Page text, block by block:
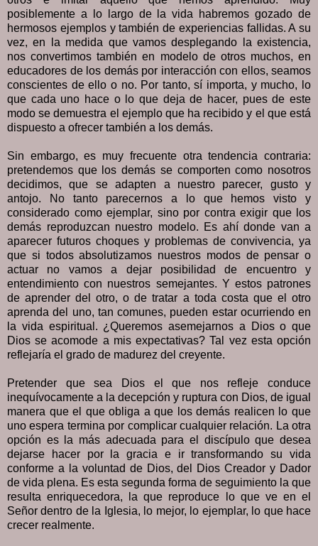
posiblemente a lo largo de la vida habremos gozado de
hermosos ejemplos y también de experiencias fallidas. A su
vez, en la medida que vamos desplegando la existencia,
nos convertimos también en modelo de otros muchos, en
educadores de los demás por interacción con ellos, seamos
conscientes de ello o no. Por tanto, sí importa, y mucho, lo
que cada uno hace o lo que deja de hacer, pues de este
modo se demuestra el ejemplo que ha recibido y el que está
dispuesto a ofrecer también a los demás.
Sin embargo, es muy frecuente otra tendencia contraria:
pretendemos que los demás se comporten como nosotros
decidimos, que se adapten a nuestro parecer, gusto y
antojo. No tanto parecernos a lo que hemos visto y
considerado como ejemplar, sino por contra exigir que los
demás reproduzcan nuestro modelo. Es ahí donde van a
aparecer futuros choques y problemas de convivencia, ya
que si todos absolutizamos nuestros modos de pensar o
actuar no vamos a dejar posibilidad de encuentro y
entendimiento con nuestros semejantes. Y estos patrones
de aprender del otro, o de tratar a toda costa que el otro
aprenda del uno, tan comunes, pueden estar ocurriendo en
la vida espiritual. ¿Queremos asemejarnos a Dios o que
Dios se acomode a mis expectativas? Tal vez esta opción
reflejaría el grado de madurez del creyente.
Pretender que sea Dios el que nos refleje conduce
inequívocamente a la decepción y ruptura con Dios, de igual
manera que el que obliga a que los demás realicen lo que
uno espera termina por complicar cualquier relación. La otra
opción es la más adecuada para el discípulo que desea
dejarse hacer por la gracia e ir transformando su vida
conforme a la voluntad de Dios, del Dios Creador y Dador
de vida plena. Es esta segunda forma de seguimiento la que
resulta enriquecedora, la que reproduce lo que ve en el
Señor dentro de la Iglesia, lo mejor, lo ejemplar, lo que hace
crecer realmente.